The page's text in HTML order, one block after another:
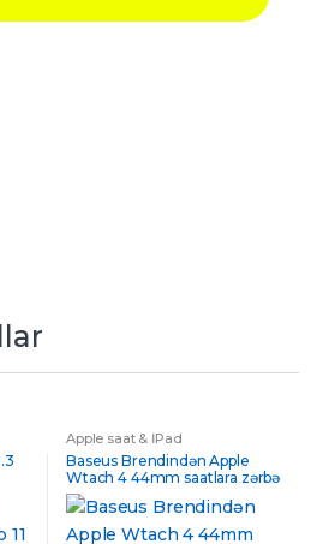
Apple saat & İPad
Baseus Brendindən Apple
Wtach 4 44mm saatlara zərbə
əleyhinə ekran qoruyucu